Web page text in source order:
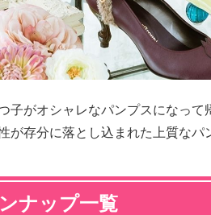
子がオシャレなパンプスになって
が存分に落とし込まれた上質なパ
ナップ一覧